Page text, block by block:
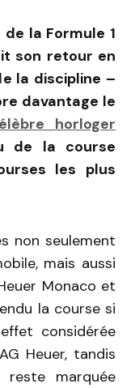
la Formule 1
son retour en
la discipline –
davantage le
horloger
de la course
les plus
non seulement
mais aussi
Monaco et
la course si
considérée
Heuer, tandis
reste marquée